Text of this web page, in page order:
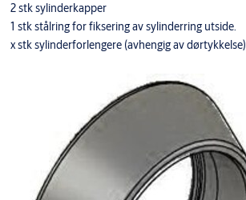
2 stk sylinderkapper
1 stk stålring for fiksering av sylinderring utside.
x stk sylinderforlengere (avhengig av dørtykkelse)